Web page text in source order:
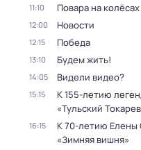
11:10 Повара на колёсах
12:00 Новости
12:15 Победа
13:10 Будем жить!
14:05 Видели видео?
15:15
К 155-летию
«Тульский
16:15
К 70-летию
«Зимняя вишня»